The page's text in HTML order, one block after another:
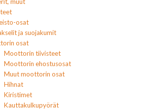
muut
osat
ja suojakumit
osat
Moottorin tiivisteet
Moottorin ehostusosat
Muut moottorin osat
Hihnat
Kiristimet
Kauttakulkupyörät